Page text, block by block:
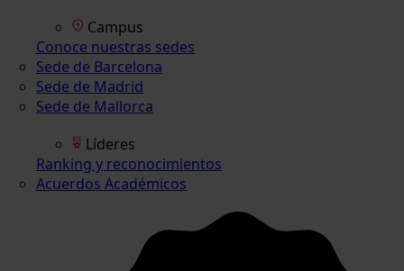
Campus
Conoce nuestras sedes
Sede de Barcelona
Sede de Madrid
Sede de Mallorca
Líderes
Ranking y reconocimientos
Acuerdos Académicos